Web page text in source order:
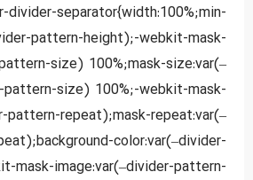
divider-separator{width:100%;min-
pattern-height);-webkit-mask-
size) 100%;mask-size:var(–
pattern-size) 100%;-webkit-mask-
pattern-repeat);mask-repeat:var(–
color:var(–divider-
mask-image:var(–divider-pattern-